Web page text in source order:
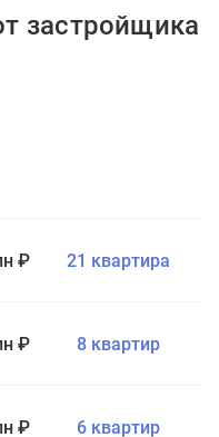
застройщика
₽ 21 квартира
₽ 8 квартир
₽ 6 квартир